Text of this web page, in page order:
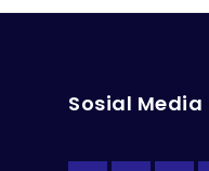
Sosial Media